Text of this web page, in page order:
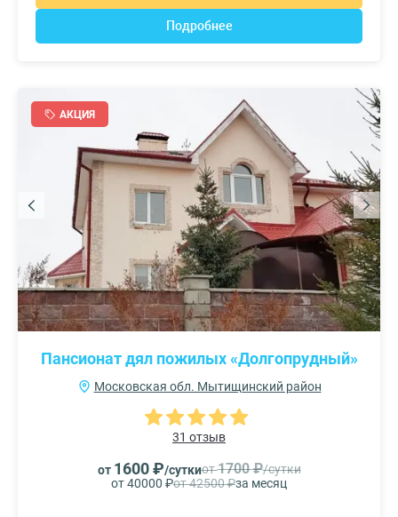
Подробнее
АКЦИЯ
Пансионат дял пожилых «Долгопрудный»
Московская обл. Мытищинский район
31 отзыв
от 1600 ₽/суткиот1700 ₽/сутки
от 40000 ₽от 42500 ₽за месяц